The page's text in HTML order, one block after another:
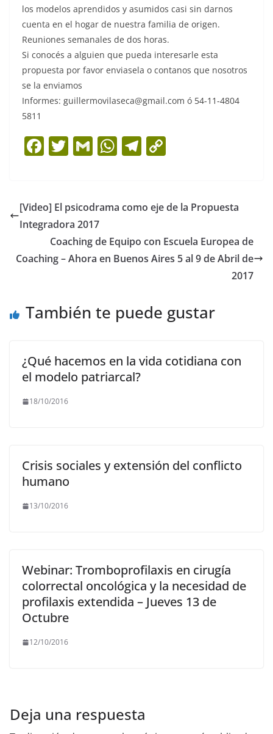
los modelos aprendidos y asumidos casi sin darnos
cuenta en el hogar de nuestra familia de origen.
Reuniones semanales de dos horas.
Si conocés a alguien que pueda interesarle esta
propuesta por favor enviasela o contanos que nosotros
se la enviamos
Informes: guillermovilaseca@gmail.com ó 54-11-4804
5811
F
e
b
o
o
T
er
G
l
W
s
p
p
T
gr
m
y
n
k
[Video] El psicodrama como eje de la Propuesta
Integradora 2017
Coaching de Equipo con Escuela Europea de
Coaching – Ahora en Buenos Aires 5 al 9 de Abril de
2017
También te puede gustar
¿Qué hacemos en la vida cotidiana con
el modelo patriarcal?
18/10/2016
Crisis sociales y extensión del conflicto
humano
13/10/2016
Webinar: Tromboprofilaxis en cirugía
colorrectal oncológica y la necesidad de
profilaxis extendida – Jueves 13 de
Octubre
12/10/2016
Deja una respuesta